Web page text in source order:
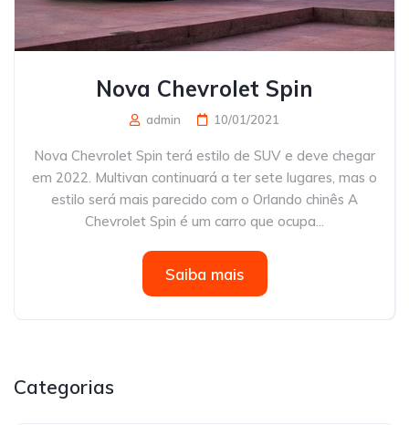
Nova Chevrolet Spin
admin 10/01/2021
Nova Chevrolet Spin terá estilo de SUV e deve chegar
em 2022. Multivan continuará a ter sete lugares, mas o
estilo será mais parecido com o Orlando chinês A
Chevrolet Spin é um carro que ocupa...
Saiba mais
Categorias